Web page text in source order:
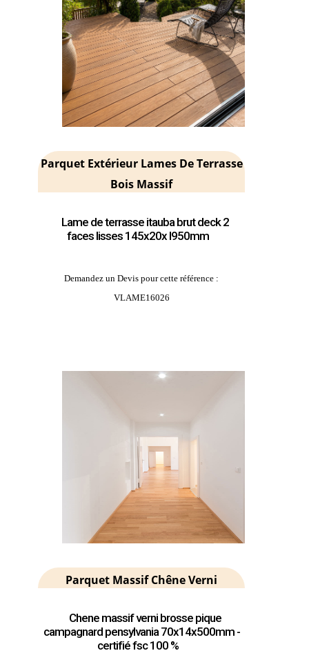
Parquet Extérieur Lames De Terrasse
Bois Massif
Lame de terrasse itauba brut deck 2
faces lisses 145x20x l950mm
Demandez un Devis pour cette référence :
VLAME16026
Parquet Massif Chêne Verni
Chene massif verni brosse pique
campagnard pensylvania 70x14x500mm -
certifié fsc 100 %